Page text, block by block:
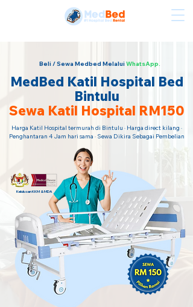
Beli / Sewa Medbed MelaluiWhatsApp.
MedBed Katil Hospital Bed
Bintulu
Sewa Katil Hospital RM150
Harga Katil Hospital termurah di Bintulu · Harga direct kilang ·
Penghantaran 4 Jam hari sama · Sewa Dikira Sebagai Pembelian
Kelulusan KKM & MDA